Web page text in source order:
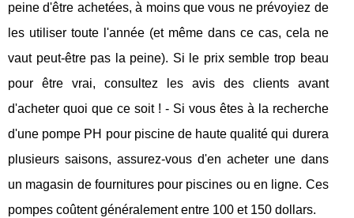
peine d'être achetées, à moins que vous ne prévoyiez de
les utiliser toute l'année (et même dans ce cas, cela ne
vaut peut-être pas la peine). Si le prix semble trop beau
pour être vrai, consultez les avis des clients avant
d'acheter quoi que ce soit ! - Si vous êtes à la recherche
d'une pompe PH pour piscine de haute qualité qui durera
plusieurs saisons, assurez-vous d'en acheter une dans
un magasin de fournitures pour piscines ou en ligne. Ces
pompes coûtent généralement entre 100 et 150 dollars.